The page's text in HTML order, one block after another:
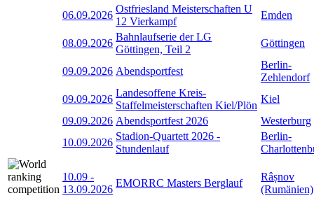
06.09.2026
Ostfriesland Meisterschaften U
12 Vierkampf
Emden
08.09.2026
Bahnlaufserie der LG
Göttingen, Teil 2
Göttingen
09.09.2026 Abendsportfest
Berlin-
Zehlendorf
09.09.2026
Landesoffene Kreis-
Staffelmeisterschaften Kiel/Plön
Kiel
09.09.2026 Abendsportfest 2026
Westerburg
10.09.2026
Stadion-Quartett 2026 -
Stundenlauf
Berlin-
10.09 -
13.09.2026
EMORRC Masters Berglauf
Râșnov
(Rumänien)